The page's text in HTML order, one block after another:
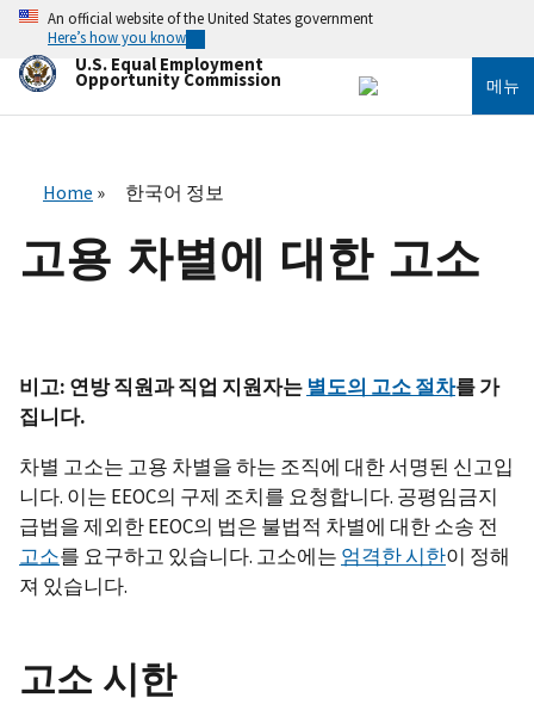
로
An official website of the United States government
Here’s how you know
U.S. Equal Employment
Opportunity Commission 메뉴
Home 한국어 정보
고용 차별에 대한 고소
비고: 연방 직원과 직업 지원자는 별도의 고소 절차를 가
집니다.
차별 고소는 고용 차별을 하는 조직에 대한 서명된 신고입
니다. 이는 EEOC의 구제 조치를 요청합니다. 공평임금지
급법을 제외한 EEOC의 법은 불법적 차별에 대한 소송 전
고소를 요구하고 있습니다. 고소에는 엄격한 시한이 정해
져 있습니다.
고소 시한